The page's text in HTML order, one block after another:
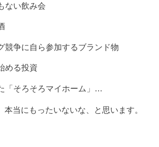
ない飲み会
競争に自ら参加するブランド物
める投資
「そろそろマイホーム」…
本当にもったいないな、と思います。